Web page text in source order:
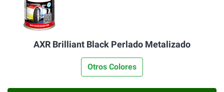
AXR Brilliant Black Perlado Metalizado
Otros Colores